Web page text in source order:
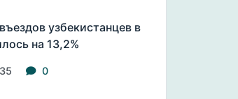
узбекистанцев в
на 13,2%
0